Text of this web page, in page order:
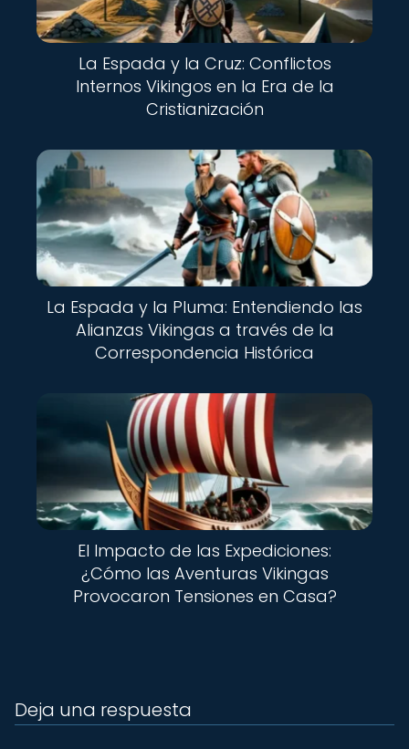
La Espada y la Cruz: Conflictos
Internos Vikingos en la Era de la
Cristianización
La Espada y la Pluma: Entendiendo las
Alianzas Vikingas a través de la
Correspondencia Histórica
El Impacto de las Expediciones:
¿Cómo las Aventuras Vikingas
Provocaron Tensiones en Casa?
Deja una respuesta